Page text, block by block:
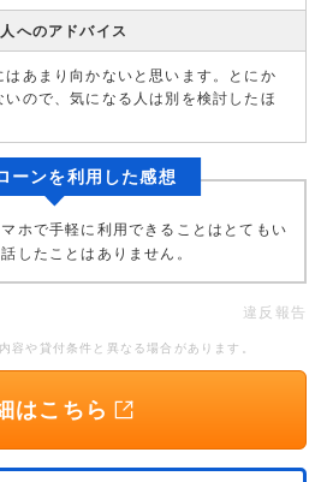
へのアドバイス
あまり向かないと思います。とにか
いので、気になる人は別を検討したほ
ーンを利用した感想
ホで手軽に利用できることはとてもい
したことはありません。
違反報告
や貸付条件と異なる場合があります。
はこちら